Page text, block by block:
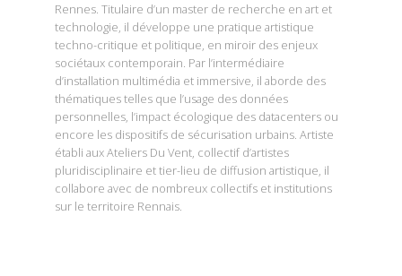
Rennes. Titulaire d’un master de recherche en art et
technologie, il développe une pratique artistique
techno-critique et politique, en miroir des enjeux
sociétaux contemporain. Par l’intermédiaire
d’installation multimédia et immersive, il aborde des
thématiques telles que l’usage des données
personnelles, l’impact écologique des datacenters ou
encore les dispositifs de sécurisation urbains. Artiste
établi aux Ateliers Du Vent, collectif d’artistes
pluridisciplinaire et tier-lieu de diffusion artistique, il
collabore avec de nombreux collectifs et institutions
sur le territoire Rennais.